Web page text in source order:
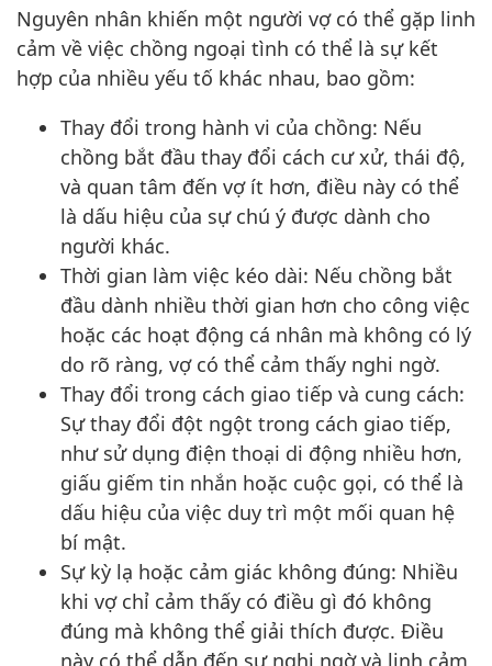
Nguyên nhân khiến một người vợ có thể gặp linh
cảm về việc chồng ngoại tình có thể là sự kết
hợp của nhiều yếu tố khác nhau, bao gồm:
Thay đổi trong hành vi của chồng: Nếu
chồng bắt đầu thay đổi cách cư xử, thái độ,
và quan tâm đến vợ ít hơn, điều này có thể
là dấu hiệu của sự chú ý được dành cho
người khác.
Thời gian làm việc kéo dài: Nếu chồng bắt
đầu dành nhiều thời gian hơn cho công việc
hoặc các hoạt động cá nhân mà không có lý
do rõ ràng, vợ có thể cảm thấy nghi ngờ.
Thay đổi trong cách giao tiếp và cung cách:
Sự thay đổi đột ngột trong cách giao tiếp,
như sử dụng điện thoại di động nhiều hơn,
giấu giếm tin nhắn hoặc cuộc gọi, có thể là
dấu hiệu của việc duy trì một mối quan hệ
bí mật.
Sự kỳ lạ hoặc cảm giác không đúng: Nhiều
khi vợ chỉ cảm thấy có điều gì đó không
đúng mà không thể giải thích được. Điều
này có thể dẫn đến sự nghi ngờ và linh cảm